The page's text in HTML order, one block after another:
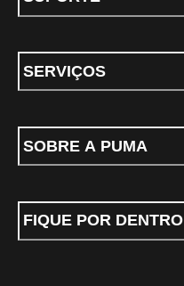
SERVIÇOS
SOBRE A PUMA
FIQUE POR DENTRO